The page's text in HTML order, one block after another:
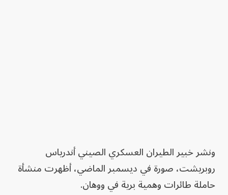
ونشر خبير الطيران العسكري الصيني أندرياس
روبريشت، صورة في ديسمبر الماضي، أظهرت منشأة
حاملة طائرات وهمية برية في ووهان.